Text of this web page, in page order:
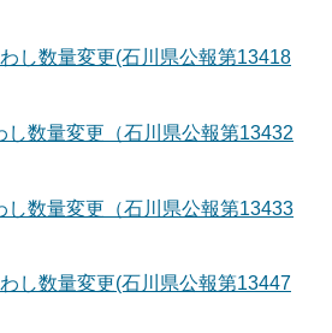
し数量変更(石川県公報第13418
し数量変更（石川県公報第13432
し数量変更（石川県公報第13433
し数量変更(石川県公報第13447